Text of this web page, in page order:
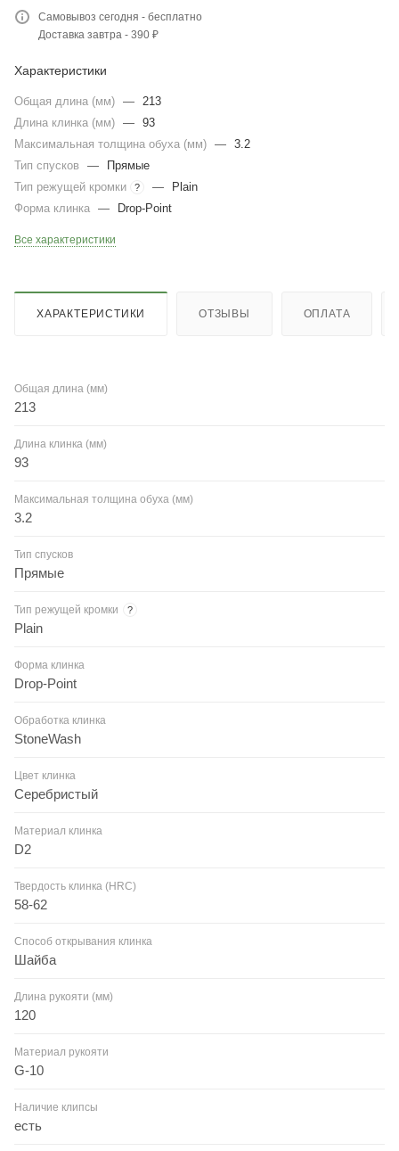
Самовывоз сегодня - бесплатно
Доставка завтра - 390 ₽
Характеристики
Общая длина (мм) — 213
Длина клинка (мм) — 93
Максимальная толщина обуха (мм) — 3.2
Тип спусков
—
Прямые
Тип режущей кромки
? —
Plain
Форма клинка — Drop-Point
Все характеристики
ХАРАКТЕРИСТИКИ ОТЗЫВЫ ОПЛАТА
Общая длина (мм)
213
Длина клинка (мм)
93
Максимальная толщина обуха (мм)
3.2
Тип спусков
Прямые
Тип режущей кромки ?
Plain
Форма клинка
Drop-Point
Обработка клинка
StoneWash
Цвет клинка
Серебристый
Материал клинка
D2
Твердость клинка (HRC)
58-62
Способ открывания клинка
Шайба
Длина рукояти (мм)
120
Материал рукояти
G-10
Наличие клипсы
есть